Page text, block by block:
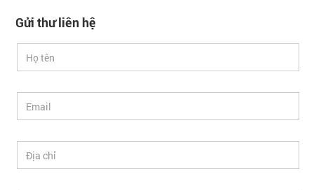
Gửi thư liên hệ